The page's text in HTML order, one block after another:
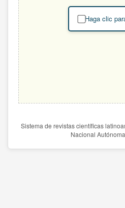
Haga clic
Sistema de revistas científicas
Nacional